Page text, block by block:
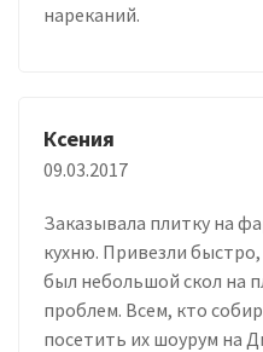
нареканий.
Ксения
09.03.2017
Заказывала плитку на
кухню. Привезли
был небольшой скол на
проблем. Всем, кто
посетить их шоурум на